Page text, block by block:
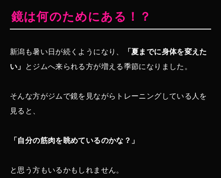
鏡は何のためにある！？
新潟も暑い日が続くようになり、
「夏までに身体を変えた
い」
とジムへ来られる方が増える季節になりました。
そんな方がジムで鏡を見ながらトレーニングしている人を
見ると、
「自分の筋肉を眺めているのかな？」
と思う方もいるかもしれません。